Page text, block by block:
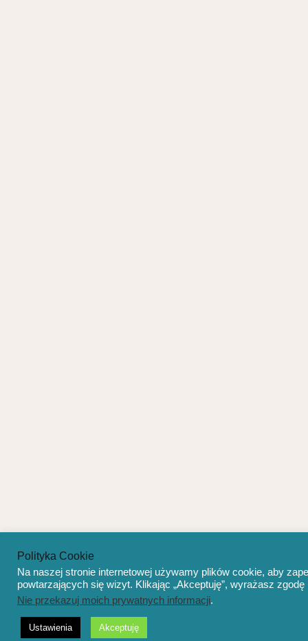
Polityka Cookie
Na naszej stronie internetowej używamy plików cookie, aby
powtarzających się wizyt. Klikając „Akceptuję”, wyrażasz
Nie przekazuj moich prywatnych informacji.
Ustawienia Akceptuję